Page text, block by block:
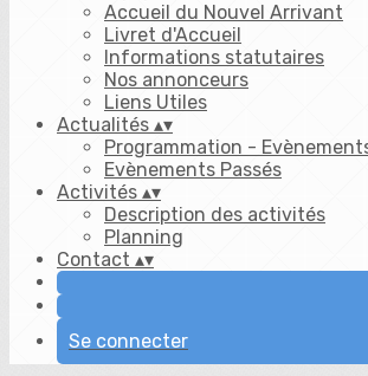
Accueil du Nouvel Arrivant
Livret d'Accueil
Informations statutaires
Nos annonceurs
Liens Utiles
Actualités ▴▾
Programmation -
Evènements Passés
Activités ▴▾
Description des activités
Planning
Contact ▴▾
Se connecter